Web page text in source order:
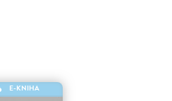
E-KNIHA